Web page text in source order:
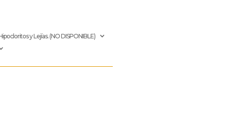
y Lejías. (NO DISPONIBLE)